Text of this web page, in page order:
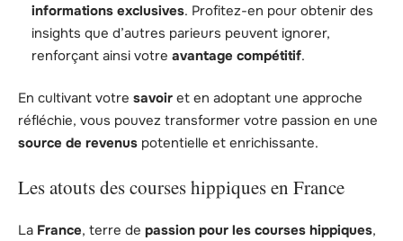
informations exclusives. Profitez-en pour obtenir des
insights que d’autres parieurs peuvent ignorer,
renforçant ainsi votre avantage compétitif.
En cultivant votre savoir et en adoptant une approche
réfléchie, vous pouvez transformer votre passion en une
source de revenus potentielle et enrichissante.
Les atouts des courses hippiques en France
La France, terre de passion pour les courses hippiques,